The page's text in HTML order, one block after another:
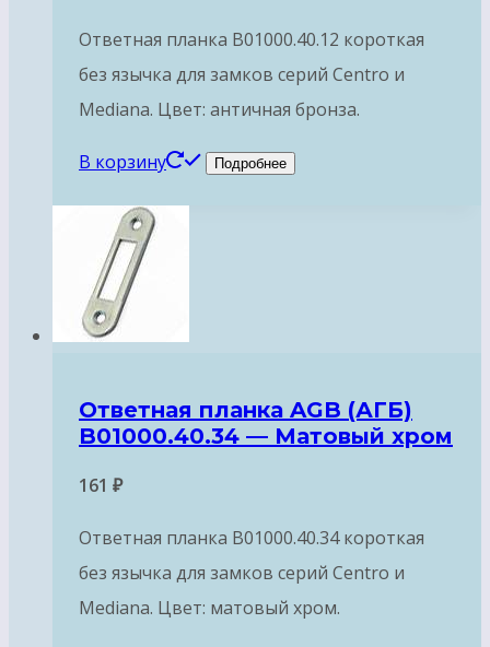
Ответная планка B01000.40.12 короткая
без язычка для замков серий Centro и
Mediana. Цвет: античная бронза.
В корзину Подробнее
Ответная планка AGB (АГБ)
B01000.40.34 — Матовый хром
161 ₽
Ответная планка B01000.40.34 короткая
без язычка для замков серий Centro и
Mediana. Цвет: матовый хром.